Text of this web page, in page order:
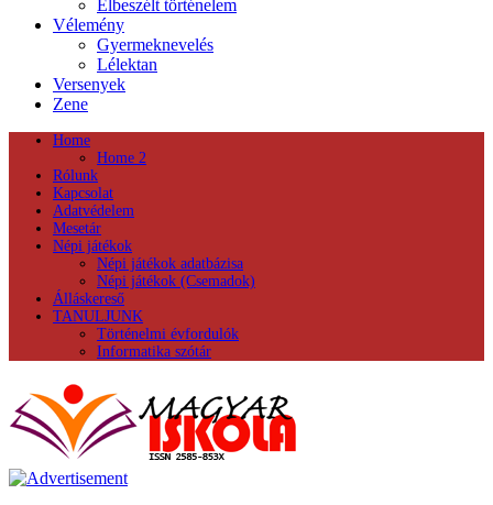
Elbeszélt történelem
Vélemény
Gyermeknevelés
Lélektan
Versenyek
Zene
Home
Home 2
Rólunk
Kapcsolat
Adatvédelem
Mesetár
Népi játékok
Népi játékok adatbázisa
Népi játékok (Csemadok)
Álláskereső
TANULJUNK
Történelmi évfordulók
Informatika szótár